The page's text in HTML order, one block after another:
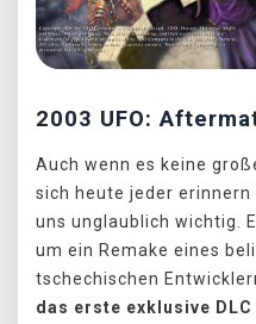
2003 UFO:
Auch wenn es keine
sich heute jeder
uns unglaublich wichtig.
um ein Remake eines
tschechischen
das erste exklusive